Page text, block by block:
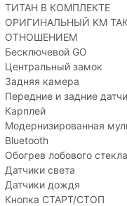
ТИТАН В КОМПЛЕКТЕ
ОРИГИНАЛЬНЫЙ KM
ОТНОШЕНИЕМ
Бесключевой GO
Центральный замок
Задняя камера
Передние и задние
Карплей
Модернизированная
Bluetooth
Обогрев лобового стекла
Датчики света
Датчики дождя
Кнопка СТАРТ/СТОП